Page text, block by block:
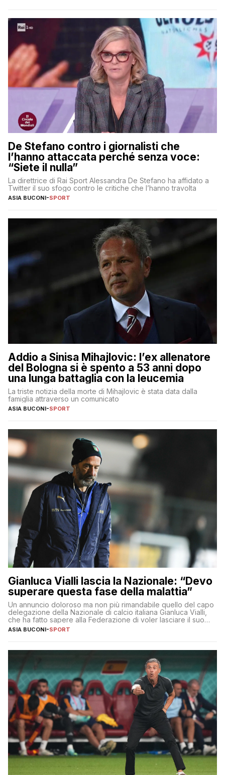
De Stefano contro i giornalisti che
l’hanno attaccata perché senza voce:
“Siete il nulla”
La direttrice di Rai Sport Alessandra De Stefano ha affidato a
Twitter il suo sfogo contro le critiche che l’hanno travolta
ASIA BUCONI-SPORT
Addio a Sinisa Mihajlovic: l’ex allenatore
del Bologna si è spento a 53 anni dopo
una lunga battaglia con la leucemia
La triste notizia della morte di Mihajlovic è stata data dalla
famiglia attraverso un comunicato
ASIA BUCONI-SPORT
Gianluca Vialli lascia la Nazionale: “Devo
superare questa fase della malattia”
Un annuncio doloroso ma non più rimandabile quello del capo
delegazione della Nazionale di calcio italiana Gianluca Vialli,
che ha fatto sapere alla Federazione di voler lasciare il suo
incarico a causa della malattia di cui soffre, un tumore al
ASIA BUCONI-SPORT